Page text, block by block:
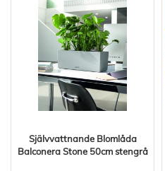
Självvattnande Blomlåda
Balconera Stone 50cm stengrå